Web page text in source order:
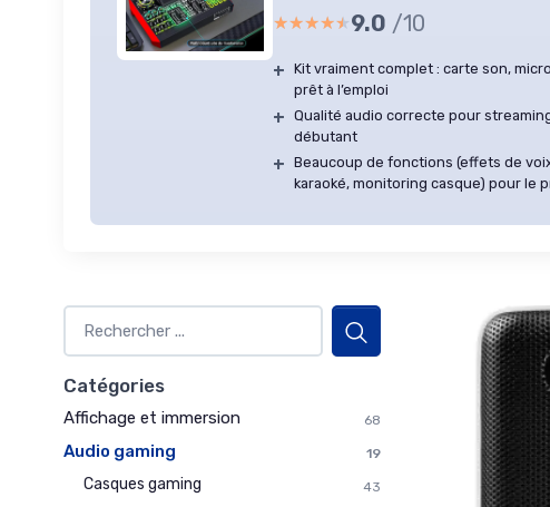
★★★★★
★★★★★9.0 /10
+ Kit vraiment complet : carte son,
prêt à l’emploi
+ Qualité audio correcte pour
débutant
+ Beaucoup de fonctions (effets de
karaoké, monitoring casque) pour le
Catégories
Affichage et immersion 68
Audio gaming 19
Casques gaming 43